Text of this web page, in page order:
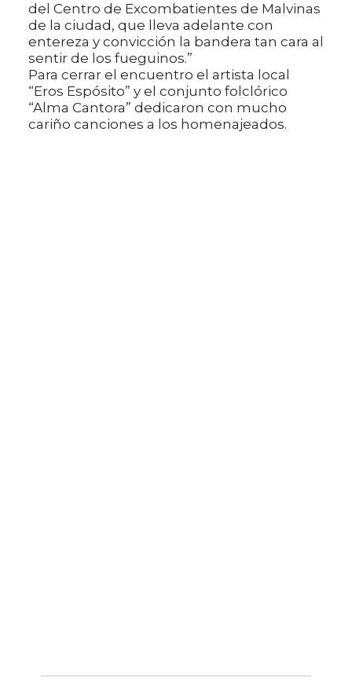
del Centro de Excombatientes de Malvinas
de la ciudad, que lleva adelante con
entereza y convicción la bandera tan cara al
sentir de los fueguinos.”
Para cerrar el encuentro el artista local
“Eros Espósito” y el conjunto folclórico
“Alma Cantora” dedicaron con mucho
cariño canciones a los homenajeados.